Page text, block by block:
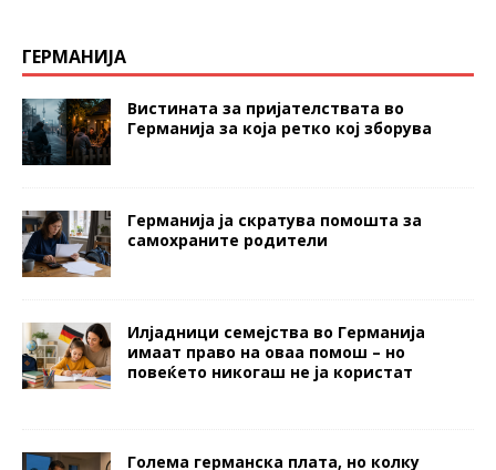
ГЕРМАНИЈА
Вистината за пријателствата во
Германија за која ретко кој зборува
Германија ја скратува помошта за
самохраните родители
Илјадници семејства во Германија
имаат право на оваа помош – но
повеќето никогаш не ја користат
Голема германска плата, но колку